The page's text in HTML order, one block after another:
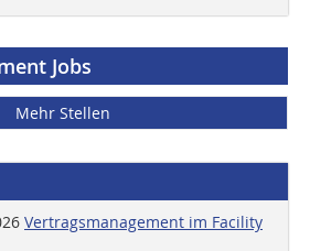
Jobs
Mehr Stellen
Vertragsmanagement im Facility